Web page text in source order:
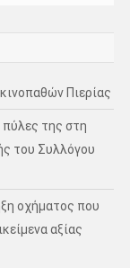
Πιερίας
πύλες της στη
του Συλλόγου
οχήματος που
αξίας